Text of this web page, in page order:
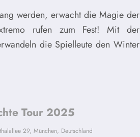
werden, erwacht die Magie der
rufen zum Fest! Mit der
die Spielleute den Winter
Tour 2025
29, München, Deutschland